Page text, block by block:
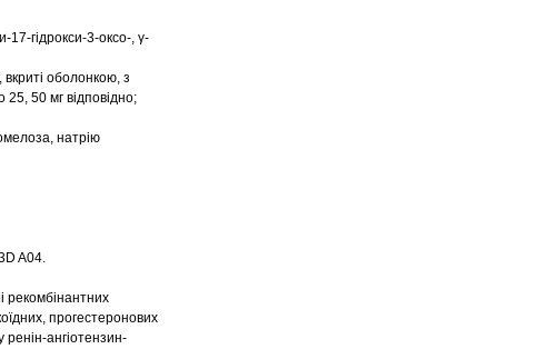
гідрокси-3-оксo-, γ-
оболонкою, з
50 мг відповідно;
натрію
A04.
рекомбінантних
прогестеронових
ангіотензин-